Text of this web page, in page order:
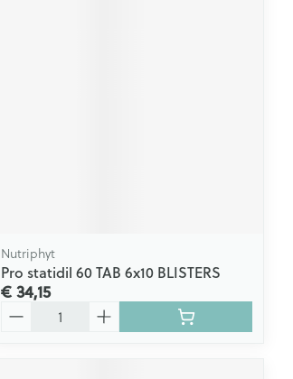
Nutriphyt
Pro statidil 60 TAB 6x10 BLISTERS
€ 34,15